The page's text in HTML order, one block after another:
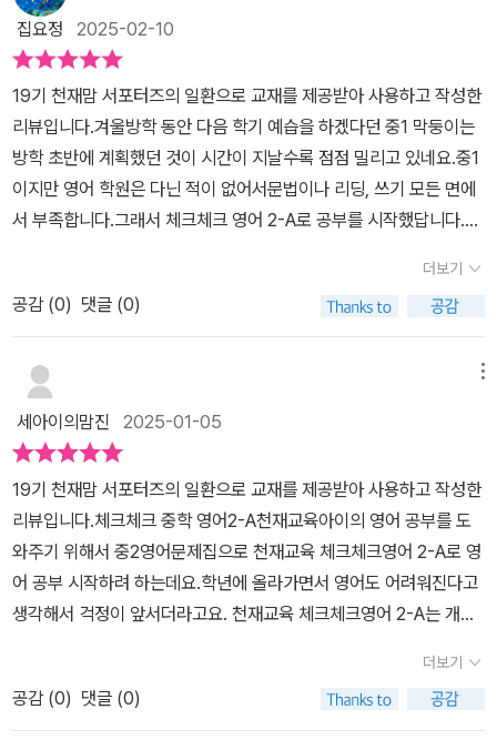
홈스쿨 #엄마표 #겨울방학 #중등맘 #영어문제집추천 #중등영어문
제집 #중등영어 #천재맘서포터즈
을 만나보았어요. 체계적으로 학습하기 좋게 구성되어 있어서 한장한
장 놓치지 않는다면 실력으로 이어질 것 같은 기대감이 팍팍 생기더
라구요. 참고로 천재교육 중학 영어 로드맵을 보니 이렇게 많은 참고
서가 있는 줄 몰랐어요. 부족한 부분은 이 로드맵을 보면서 채워야겠
어요.링크 : https://cafe.naver.com/tunemom/92063체크체크
영어문제집은 처음 접해봤는데 너무 요약 정리가 잘 되어 있었어요.
무엇보다 문법 정리가 잘 되어 있어서 좋았구요. 내신 대비 문법, 대화
문으로 구분되어 학습할 수 있는 부분이 참 좋더라구요. 앞부분 전체
적인 문법 개념은 풀이해보았는데 머리속에 잘 정리해두면 참 수월할
것 같았어요. 나머지 부분도 방학기간동안 열심히 풀이해보겠습니다.
집요정 2025-02-10
19기 천재맘 서포터즈의 일환으로 교재를 제공받아 사용하고 작성한
리뷰입니다.겨울방학 동안 다음 학기 예습을 하겠다던 중1 막둥이는
방학 초반에 계획했던 것이 시간이 지날수록 점점 밀리고 있네요.중1
이지만 영어 학원은 다닌 적이 없어서문법이나 리딩, 쓰기 모든 면에
서 부족합니다.그래서 체크체크 영어 2-A로 공부를 시작했답니다.천
체크체크 영어는 본책과 영어듣기능력평가 대비 교재와 정답과 해설
로 구성되어 있답니다.앞부분에는 영어의 기본이 되는 품사, 문장의
구성 요소, 구, 절이 나와 있어요.막둥이는 문법이 약해서 노트에 써보
면서 공부하더군요.교과서 공부 시작합니다.Lesson 1 He wanted
부하게 됩니다.모든 영어 문장은 동사의 종류에 따라 뒤에 오는 말이
달라지고동사 뒤에 보어나 목적어가 어떻게 사용되는지에 따라 5가
지 문장 형식으로 나뉩니다.교과서 어휘부터 공부해요. QR코드를 스
캔하면 원어민 발음을 들을 수 있어요.교과서 문법을 공부했어요.1형
식은 주어+동사만으로2형식은 주어+동사+보어로.3형식은 주어
+동사+목적어로,4형식은 주어+동사+간접목적어+직접목적어로이
루어진 문장입니다.5형식은 주어+동사+목적어+보어로 이루어진
문장으로5형식에서는 목적어와 목적격 보어는 동격이거나 목적격 보
어가 목적어를 보충 설명해요.이런 내용은 문장을 보면서 공부하면
더보기
공감 (0) 댓글 (0)
세아이의맘진 2025-01-05
19기 천재맘 서포터즈의 일환으로 교재를 제공받아 사용하고 작성한
리뷰입니다.체크체크 중학 영어2-A천재교육아이의 영어 공부를 도
와주기 위해서 중2영어문제집으로 천재교육 체크체크영어 2-A로 영
어 공부 시작하려 하는데요.학년에 올라가면서 영어도 어려워진다고
생각해서 걱정이 앞서더라고요. 천재교육 체크체크영어 2-A는 개념
수 있는 교재라서 마음에 들었어요. 단원별로 배울 내용과 영문법을
한눈에 살펴보기 좋은데요.영문법은 특히나 아이들이 어려워 하니 단
원에 맞춰서 잘 따라 공부해줘야 겠네요.중2영어 공부 시작 하기 전
더보기
공감 (0) 댓글 (0)